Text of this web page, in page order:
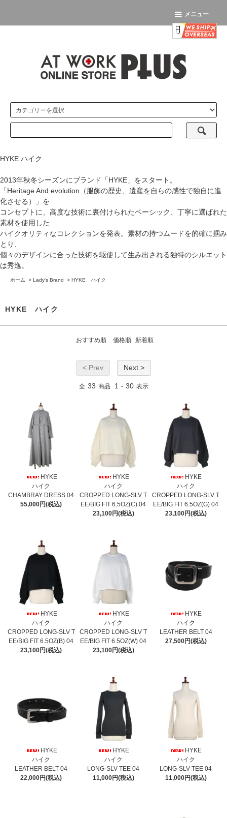
メニュー
HYKE ハイク
2013年秋冬シーズンにブランド「HYKE」をスタート。
「Heritage And evolution（服飾の歴史、遺産を自らの感性で独自に進
化させる）」を
コンセプトに、高度な技術に裏付けられたベーシック、丁寧に選ばれた
素材を使用した
ハイクオリティなコレクションを発表。素材の持つムードを的確に掴み
とり、
個々のデザインに合った技術を駆使して生み出される独特のシルエット
は秀逸。
ホーム > Lady's Brand > HYKE ハイク
HYKE ハイク
おすすめ順 価格順 新着順
< Prev Next >
全 33 商品 1 - 30 表示
HYKE
ハイク
CHAMBRAY DRESS 04
55,000円(税込)
HYKE
ハイク
CROPPED LONG-SLV T
EE/BIG FIT 6.5OZ(C) 04
23,100円(税込)
HYKE
ハイク
CROPPED LONG-SLV T
EE/BIG FIT 6.5OZ(G) 04
23,100円(税込)
HYKE
ハイク
CROPPED LONG-SLV T
EE/BIG FIT 6.5OZ(B) 04
23,100円(税込)
HYKE
ハイク
CROPPED LONG-SLV T
EE/BIG FIT 6.5OZ(W) 04
23,100円(税込)
HYKE
ハイク
LEATHER BELT 04
27,500円(税込)
HYKE
ハイク
LEATHER BELT 04
22,000円(税込)
HYKE
ハイク
LONG-SLV TEE 04
11,000円(税込)
HYKE
ハイク
LONG-SLV TEE 04
11,000円(税込)